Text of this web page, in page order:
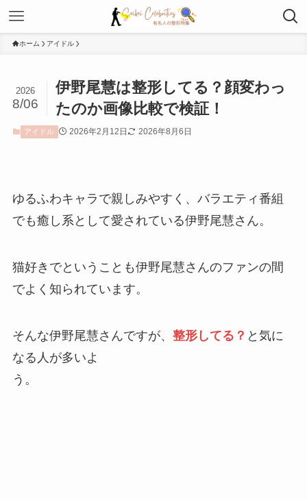
ホーム アイドル
伊野尾慧は整形してる？顔変わっ
たのか画像比較で検証！
2026
8/06
アイドル 2026年2月12日 2026年8月6日
ゆるふわキャラで親しみやすく、バラエティ番組
でも癒し系として愛されている伊野尾慧さん。
猫好きでということも伊野尾慧さんのファンの間
でよく知られています。
そんな伊野尾慧さんですが、 整形してる？ と気に
なる人が多いよ
う。